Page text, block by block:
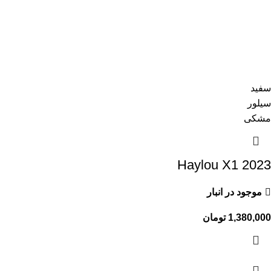
سفید
سیلور
مشکی
Haylou X1 2023
موجود در انبار
1,380,000 تومان